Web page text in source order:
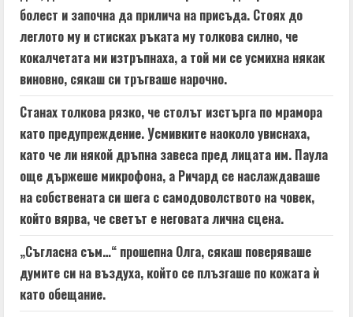
болест и започна да прилича на присъда. Стоях до
леглото му и стисках ръката му толкова силно, че
кокалчетата ми изтръпнаха, а той ми се усмихна някак
виновно, сякаш си тръгваше нарочно.
Станах толкова рязко, че столът изстърга по мрамора
като предупреждение. Усмивките наоколо увиснаха,
като че ли някой дръпна завеса пред лицата им. Паула
още държеше микрофона, а Ричард се наслаждаваше
на собствената си шега с самодоволството на човек,
който вярва, че светът е неговата лична сцена.
„Съгласна съм…“ прошепна Олга, сякаш поверяваше
думите си на въздуха, който се плъзгаше по кожата ѝ
като обещание.